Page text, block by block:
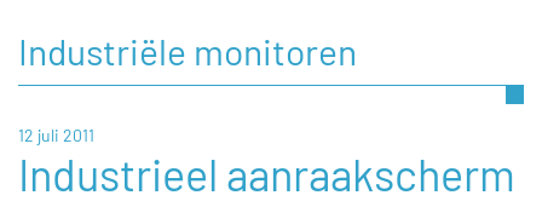
Industriële monitoren
12 juli 2011
Industrieel aanraakscherm